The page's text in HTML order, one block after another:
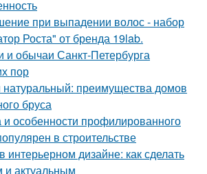
при выпадении волос - набор
Роста" от бренда 19lab.
и обычаи Санкт-Петербурга
пор
натуральный: преимущества домов
бруса
особенности профилированного
в строительстве
интерьерном дизайне: как сделать
актуальным